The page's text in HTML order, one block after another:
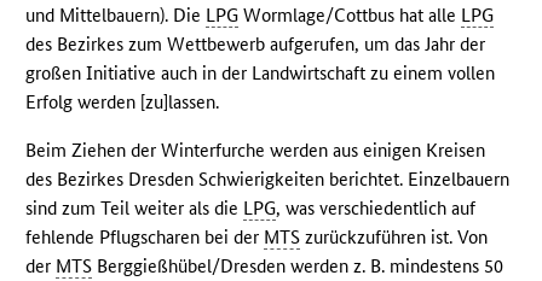
und Mittelbauern). Die LPG Wormlage/Cottbus hat alle LPG
des Bezirkes zum Wettbewerb aufgerufen, um das Jahr der
großen Initiative auch in der Landwirtschaft zu einem vollen
Erfolg werden [zu]lassen.
Beim Ziehen der Winterfurche werden aus einigen Kreisen
des Bezirkes Dresden Schwierigkeiten berichtet. Einzelbauern
sind zum Teil weiter als die LPG, was verschiedentlich auf
fehlende Pflugscharen bei der MTS zurückzuführen ist. Von
der MTS Berggießhübel/Dresden werden z. B. mindestens 50